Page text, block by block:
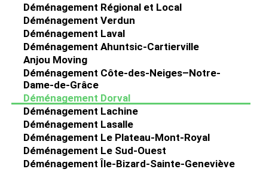
Déménagement Régional et Local
Déménagement Verdun
Déménagement Laval
Déménagement Ahuntsic-Cartierville
Anjou Moving
Déménagement Côte-des-Neiges–Notre-
Dame-de-Grâce
Déménagement Dorval
Déménagement Lachine
Déménagement Lasalle
Déménagement Le Plateau-Mont-Royal
Déménagement Le Sud-Ouest
Déménagement Île-Bizard-Sainte-Geneviève